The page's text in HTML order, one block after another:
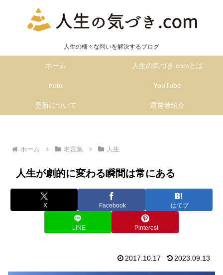
人生の様々な問いを解決するブログ
ホーム 人生の気づき.comとは
note YouTube
更新について 運営者紹介
ホーム 名言集 人生
人生が劇的に変わる瞬間は常にある
X Facebook はてブ
LINE Pinterest
2017.10.17 2023.09.13